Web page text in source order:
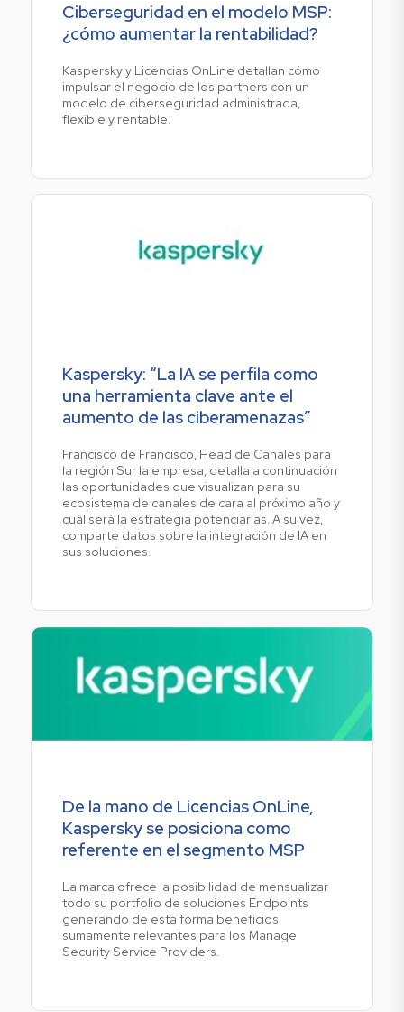
Ciberseguridad en el modelo MSP:
¿cómo aumentar la rentabilidad?
Kaspersky y Licencias OnLine detallan cómo
impulsar el negocio de los partners con un
modelo de ciberseguridad administrada,
flexible y rentable.
Kaspersky: “La IA se perfila como
una herramienta clave ante el
aumento de las ciberamenazas”
Francisco de Francisco, Head de Canales para
la región Sur la empresa, detalla a continuación
las oportunidades que visualizan para su
ecosistema de canales de cara al próximo año y
cuál será la estrategia potenciarlas. A su vez,
comparte datos sobre la integración de IA en
sus soluciones.
De la mano de Licencias OnLine,
Kaspersky se posiciona como
referente en el segmento MSP
La marca ofrece la posibilidad de mensualizar
todo su portfolio de soluciones Endpoints
generando de esta forma beneficios
sumamente relevantes para los Manage
Security Service Providers.